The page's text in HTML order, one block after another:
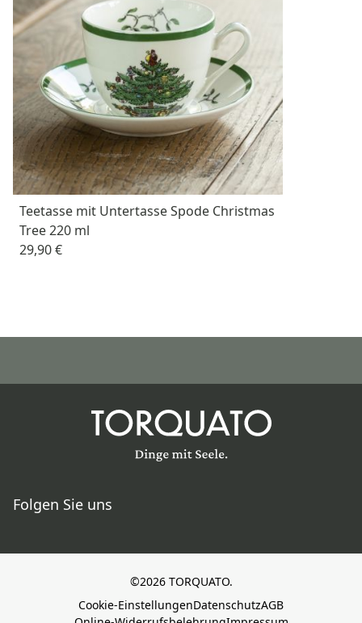
Teetasse mit Untertasse Spode Christmas
Tree 220 ml
29,90 €
Folgen Sie uns
©2026 TORQUATO.
Cookie-EinstellungenDatenschutzAGB